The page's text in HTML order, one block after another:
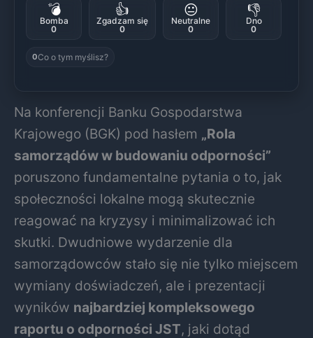
💣
Bomba
0
👍
Zgadzam się
0
😐
Neutralne
0
👎
Dno
0
0Co o tym myślisz?
Na konferencji Banku Gospodarstwa
Krajowego (BGK) pod hasłem „Rola
samorządów w budowaniu odporności”
poruszono fundamentalne pytania o to, jak
społeczności lokalne mogą skutecznie
reagować na kryzysy i minimalizować ich
skutki. Dwudniowe wydarzenie dla
samorządowców stało się nie tylko miejscem
wymiany doświadczeń, ale i prezentacji
wyników najbardziej kompleksowego
raportu o odporności JST, jaki dotąd